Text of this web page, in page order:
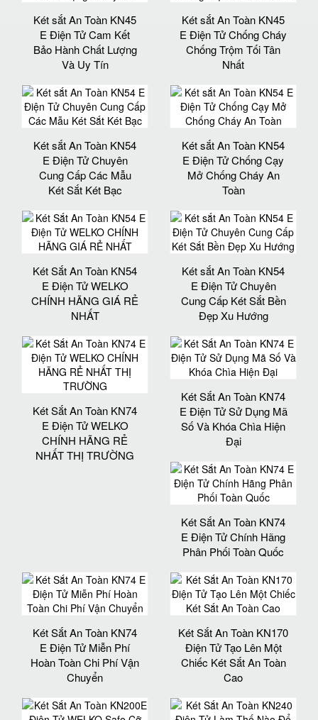
Két sắt An Toàn KN45
E Điện Tử Cam Kết
Bảo Hành Chất Lượng
Và Uy Tín
Két sắt An Toàn KN45
E Điện Tử Chống Cháy
Chống Trộm Tối Tân
Nhất
Két sắt An Toàn KN54
E Điện Tử Chuyên
Cung Cấp Các Mẫu
Két Sắt Két Bạc
Két sắt An Toàn KN54
E Điện Tử Chống Cạy
Mở Chống Cháy An
Toàn
Két Sắt An Toàn KN54
E Điện Tử WELKO
CHÍNH HÃNG GIÁ RẺ
NHẤT
Két sắt An Toàn KN54
E Điện Tử Chuyên
Cung Cấp Két Sắt Bền
Đẹp Xu Hướng
Két Sắt An Toàn KN74
E Điện Tử WELKO
CHÍNH HÃNG RẺ
NHẤT THỊ TRƯỜNG
Két Sắt An Toàn KN74
E Điện Tử Sử Dụng Mã
Số Và Khóa Chìa Hiện
Đại
Két Sắt An Toàn KN74
E Điện Tử Chính Hãng
Phân Phối Toàn Quốc
Két Sắt An Toàn KN74
E Điện Tử Miễn Phí
Hoàn Toàn Chi Phí Vận
Chuyển
Két Sắt An Toàn KN170
Điện Tử Tạo Lên Một
Chiếc Két Sắt An Toàn
Cao